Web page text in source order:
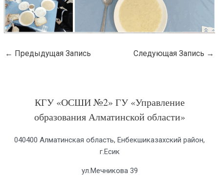
← Предыдущая Запись Следующая Запись →
КГУ «ОСШИ №2» ГУ «Управление
образования Алматинской области»
040400 Алматинская область, Енбекшиказахский район,
г.Есик
ул.Мечникова 39